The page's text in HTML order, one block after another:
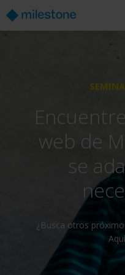
web de
se
¿Busca otros
Aquí